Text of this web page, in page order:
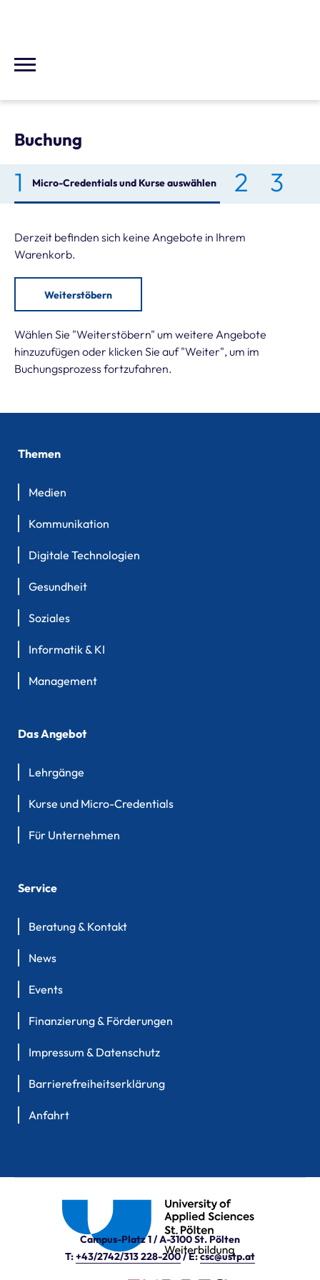
Buchung
Micro-Credentials und Kurse auswählen
Derzeit befinden sich keine Angebote in Ihrem
Warenkorb.
Weiterstöbern
Wählen Sie "Weiterstöbern" um weitere Angebote
hinzuzufügen oder klicken Sie auf "Weiter", um im
Buchungsprozess fortzufahren.
Themen
Medien
Kommunikation
Digitale Technologien
Gesundheit
Soziales
Informatik & KI
Management
Das Angebot
Lehrgänge
Kurse und Micro-Credentials
Für Unternehmen
Service
Beratung & Kontakt
News
Events
Finanzierung & Förderungen
Impressum & Datenschutz
Barrierefreiheitserklärung
Anfahrt
Campus-Platz 1 / A-3100 St. Pölten
T:+43/2742/313 228-200/ E:csc@ustp.at